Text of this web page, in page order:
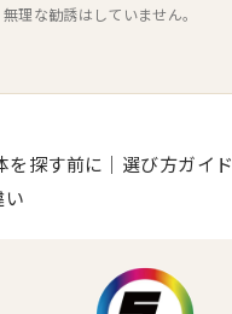
理な勧誘はしていません。
を探す前に｜選び方ガイド
い